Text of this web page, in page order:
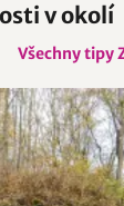
v okolí
Všechny tipy